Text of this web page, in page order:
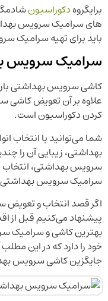
برایگروهدکوراسیون
های سرامیک سرویس
باید برای تهیه سرامیک
سرامیک سرویس
کاشی سرویس بهداشتی بار
علاوه بر آن تعویض کاشی
کردن دکوراسیون است.
شما می‌توانید با
بهداشتی، زیبایی آن را
سرویس بهداشتی،
سرامیک سرویس
اگر قصد انتخاب و تعویض
پیشنهاد می‌کنیم قبل از
بهترین کاشی و سرامیک
خود را دارد که در این مطلب
جایگزین کاشی سرویس